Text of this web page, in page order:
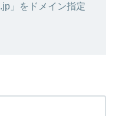
」をドメイン指定